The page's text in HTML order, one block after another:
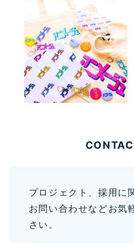
プロジェクト、採用に
お問い合わせなどお気
さい。